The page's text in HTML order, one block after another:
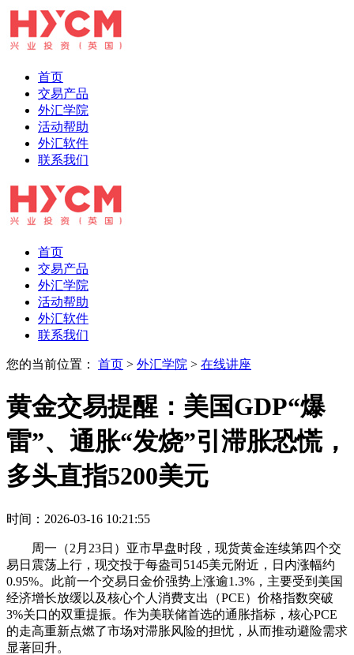
首页
交易产品
外汇学院
活动帮助
外汇软件
联系我们
首页
交易产品
外汇学院
活动帮助
外汇软件
联系我们
您的当前位置： 首页 > 外汇学院 > 在线讲座
黄金交易提醒：美国GDP“爆
雷”、通胀“发烧”引滞胀恐慌，
多头直指5200美元
时间：2026-03-16 10:21:55
周一（2月23日）亚市早盘时段，现货黄金连续第四个交
易日震荡上行，现交投于每盎司5145美元附近，日内涨幅约
0.95%。此前一个交易日金价强势上涨逾1.3%，主要受到美国
经济增长放缓以及核心个人消费支出（PCE）价格指数突破
3%关口的双重提振。作为美联储首选的通胀指标，核心PCE
的走高重新点燃了市场对滞胀风险的担忧，从而推动避险需求
显著回升。